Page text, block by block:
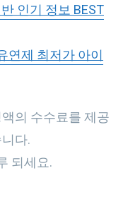
인기 정보 BEST
연제 최저가 아이
의 수수료를 제공
다.
되세요.